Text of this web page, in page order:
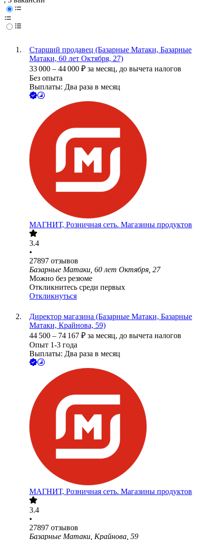
Старший продавец (Базарные Матаки, Базарные
Матаки, 60 лет Октября, 27)
33 000 – 44 000 ₽ за месяц, до вычета налогов
Без опыта
Выплаты: Два раза в месяц
МАГНИТ, Розничная сеть. Магазины продуктов
3.4
•
27897 отзывов
Базарные Матаки, 60 лет Октября, 27
Можно без резюме
Откликнитесь среди первых
Откликнуться
Директор магазина (Базарные Матаки, Базарные
Матаки, Крайнова, 59)
44 500 – 74 167 ₽ за месяц, до вычета налогов
Опыт 1-3 года
Выплаты: Два раза в месяц
МАГНИТ, Розничная сеть. Магазины продуктов
3.4
•
27897 отзывов
Базарные Матаки, Крайнова, 59